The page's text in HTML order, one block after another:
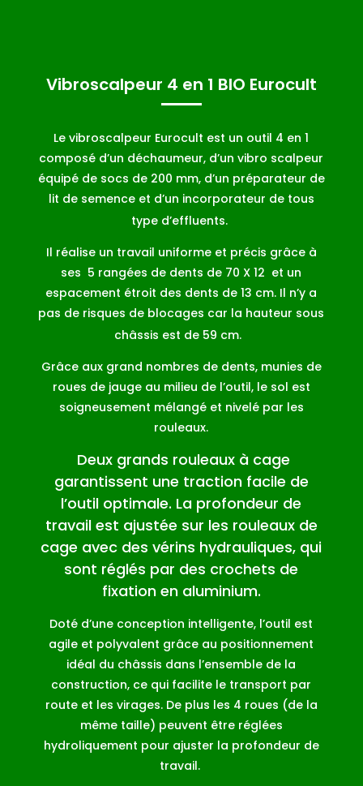
Vibroscalpeur 4 en 1 BIO Eurocult
Le vibroscalpeur Eurocult est un outil 4 en 1
composé d’un déchaumeur, d’un vibro scalpeur
équipé de socs de 200 mm, d’un préparateur de
lit de semence et d’un incorporateur de tous
type d’effluents.
Il réalise un travail uniforme et précis grâce à
ses 5 rangées de dents de 70 X 12 et un
espacement étroit des dents de 13 cm. Il n’y a
pas de risques de blocages car la hauteur sous
châssis est de 59 cm.
Grâce aux grand nombres de dents, munies de
roues de jauge au milieu de l’outil, le sol est
soigneusement mélangé et nivelé par les
rouleaux.
Deux grands rouleaux à cage
garantissent une traction facile de
l’outil optimale. La profondeur de
travail est ajustée sur les rouleaux de
cage avec des vérins hydrauliques, qui
sont réglés par des crochets de
fixation en aluminium.
Doté d’une conception intelligente, l’outil est
agile et polyvalent grâce au positionnement
idéal du châssis dans l’ensemble de la
construction, ce qui facilite le transport par
route et les virages. De plus les 4 roues (de la
même taille) peuvent être réglées
hydroliquement pour ajuster la profondeur de
travail.